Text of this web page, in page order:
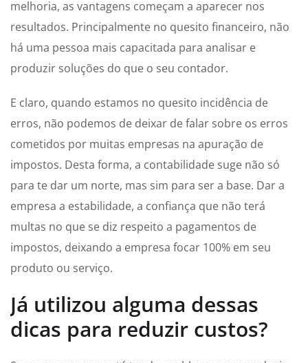
melhoria, as vantagens começam a aparecer nos
resultados. Principalmente no quesito financeiro, não
há uma pessoa mais capacitada para analisar e
produzir soluções do que o seu contador.
E claro, quando estamos no quesito incidência de
erros, não podemos de deixar de falar sobre os erros
cometidos por muitas empresas na apuração de
impostos. Desta forma, a contabilidade suge não só
para te dar um norte, mas sim para ser a base. Dar a
empresa a estabilidade, a confiança que não terá
multas no que se diz respeito a pagamentos de
impostos, deixando a empresa focar 100% em seu
produto ou serviço.
Já utilizou alguma dessas
dicas para reduzir custos?